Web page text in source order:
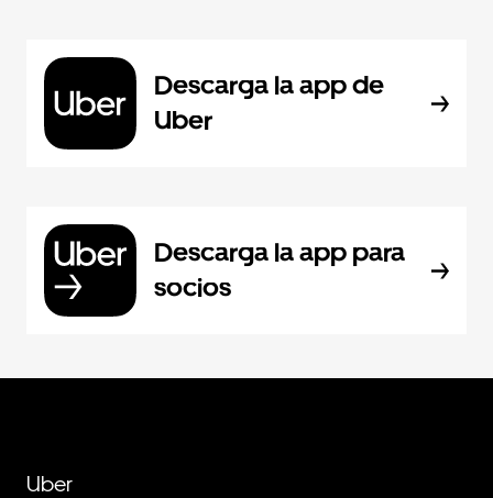
Descarga la app de
Uber
Descarga la app para
socios
Uber